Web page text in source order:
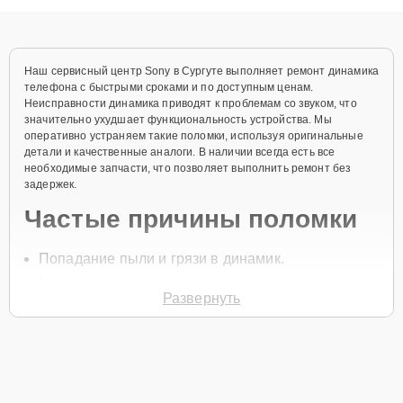
Наш сервисный центр Sony в Сургуте выполняет ремонт динамика
телефона с быстрыми сроками и по доступным ценам.
Неисправности динамика приводят к проблемам со звуком, что
значительно ухудшает функциональность устройства. Мы
оперативно устраняем такие поломки, используя оригинальные
детали и качественные аналоги. В наличии всегда есть все
необходимые запчасти, что позволяет выполнить ремонт без
задержек.
Частые причины поломки
Попадание пыли и грязи в динамик.
Развернуть